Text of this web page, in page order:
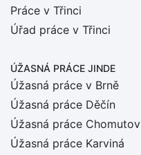
Práce v Třinci
Úřad práce v Třinci
ÚŽASNÁ PRÁCE JINDE
Úžasná práce v Brně
Úžasná práce Děčín
Úžasná práce Chomutov
Úžasná práce Karviná